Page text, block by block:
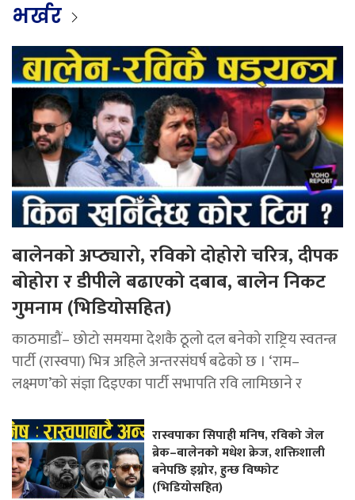
भर्खर
बालेनको अप्ठ्यारो, रविको दोहोरो चरित्र, दीपक
बोहोरा र डीपीले बढाएको दबाब, बालेन निकट
गुमनाम (भिडियोसहित)
काठमाडौं– छोटो समयमा देशकै ठूलो दल बनेको राष्ट्रिय स्वतन्त्र
पार्टी (रास्वपा) भित्र अहिले अन्तरसंघर्ष बढेको छ । ‘राम–
लक्ष्मण’को संज्ञा दिइएका पार्टी सभापति रवि लामिछाने र
रास्वपाका सिपाही मनिष, रविको जेल
ब्रेक–बालेनको मधेश क्रेज, शक्तिशाली
बनेपछि इग्नोर, हुन्छ विष्फोट
(भिडियोसहित)